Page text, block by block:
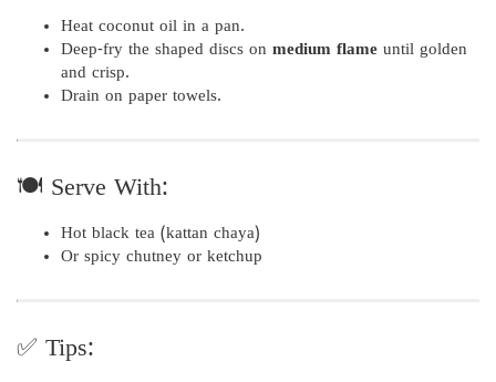
Heat coconut oil in a pan.
Deep-fry the shaped discs on medium flame until golden
and crisp.
Drain on paper towels.
🍽️ Serve With:
Hot black tea (kattan chaya)
Or spicy chutney or ketchup
✅ Tips: